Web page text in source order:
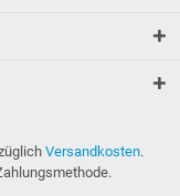
Versandkosten.